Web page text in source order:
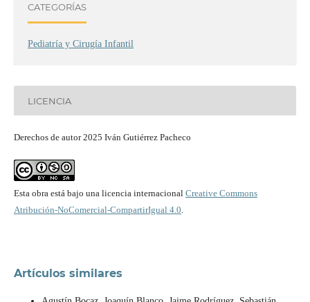
CATEGORÍAS
Pediatría y Cirugía Infantil
LICENCIA
Derechos de autor 2025 Iván Gutiérrez Pacheco
Esta obra está bajo una licencia internacional Creative Commons
Atribución-NoComercial-CompartirIgual 4.0.
Artículos similares